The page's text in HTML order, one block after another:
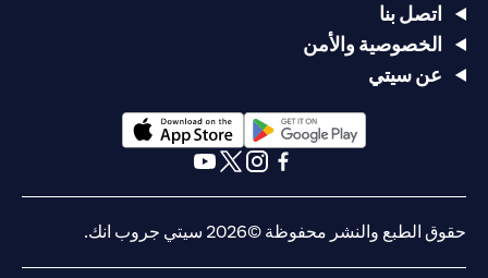
اتصل بنا
الخصوصية والأمن
عن سيتي
(opens in a new tab)
حقوق الطبع والنشر محفوظة ©2026 سيتي جروب انك.